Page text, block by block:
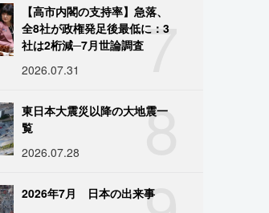
7
【高市内閣の支持率】急落、
全8社が政権発足後最低に：3
社は2桁減─7月世論調査
2026.07.31
8
東日本大震災以降の大地震一
覧
2026.07.28
2026年7月 日本の出来事